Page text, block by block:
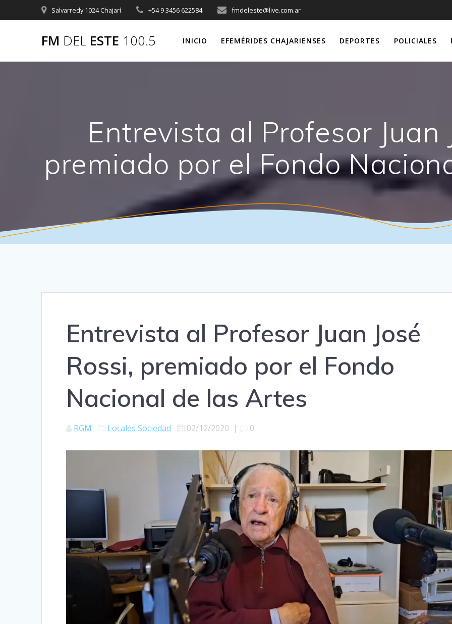
al
Salvarredy 1024 Chajarí +54 9 3456 622584 fmdeleste@live.com.ar
FM DEL ESTE 100.5 INICIO EFEMÉRIDES CHAJARIENSES DEPORTES POLICIALES
Entrevista al Profesor Juan
premiado por el Fondo
Entrevista al Profesor Juan José
Rossi, premiado por el Fondo
Nacional de las Artes
RGM Locales Sociedad 02/12/2020 | 0